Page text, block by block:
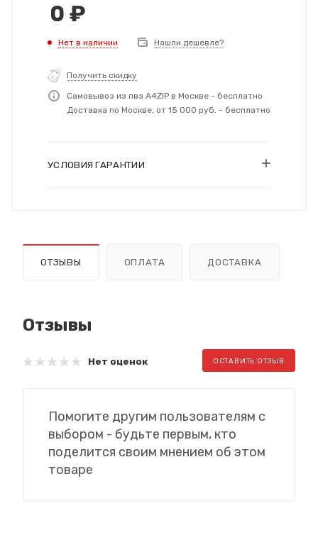
0 ₽
Нет в наличии Нашли дешевле?
Получить скидку
Самовывоз из пвз A4ZIP в Москве - бесплатно
Доставка по Москве, от 15 000 руб. - бесплатно
УСЛОВИЯ ГАРАНТИИ
ОТЗЫВЫ ОПЛАТА ДОСТАВКА
Отзывы
Нет оценок ОСТАВИТЬ ОТЗЫВ
Помогите другим пользователям с
выбором - будьте первым, кто
поделится своим мнением об этом
товаре